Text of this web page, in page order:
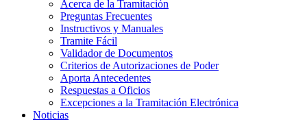
Acerca de la Tramitación
Preguntas Frecuentes
Instructivos y Manuales
Tramite Fácil
Validador de Documentos
Criterios de Autorizaciones de Poder
Aporta Antecedentes
Respuestas a Oficios
Excepciones a la Tramitación Electrónica
Noticias